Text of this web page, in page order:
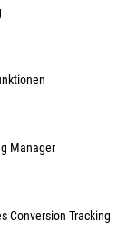
Manager
Conversion Tracking